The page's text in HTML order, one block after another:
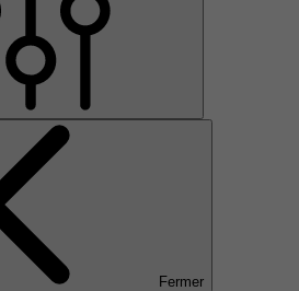
Fermer